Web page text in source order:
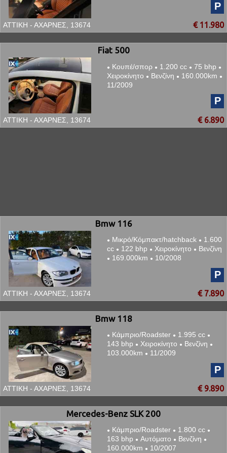
P
ΑΤΤΙΚΗ - ΑΧΑΡΝΕΣ, 13674 € 11.980
Fiat 500
● Κουπέ/σπορ ● 1.200 cc ● 75 bhp ●
Χειροκίνητο ● Βενζίνη ● 160.000km ●
11/2009
P
ΑΤΤΙΚΗ - ΑΧΑΡΝΕΣ, 13674 € 6.890
Bmw 116
● Μικρό/Κόμπακτ/hatchback ● 1.600
cc ● 122 bhp ● Χειροκίνητο ● Βενζίνη
● 169.000km ● 10/2008
P
ΑΤΤΙΚΗ - ΑΧΑΡΝΕΣ, 13674 € 7.890
Bmw 118
● Κάμπριο/Roadster ● 1.995 cc ●
143 bhp ● Χειροκίνητο ● Βενζίνη ●
103.000km ● 11/2009
P
ΑΤΤΙΚΗ - ΑΧΑΡΝΕΣ, 13674 € 9.890
Mercedes-Benz SLK 200
● Κάμπριο/Roadster ● 1.800 cc ●
163 bhp ● Αυτόματο ● Βενζίνη ●
160.000km ● 10/2007